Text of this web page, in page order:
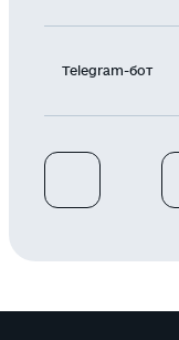
Telegram-бот